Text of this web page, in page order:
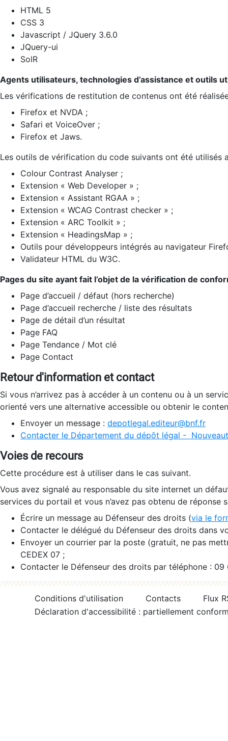
HTML 5
CSS 3
Javascript / JQuery 3.6.0
JQuery-ui
SolR
Agents utilisateurs, technologies d’assistance et outils
Les vérifications de restitution de contenus ont été
Firefox et NVDA ;
Safari et VoiceOver ;
Firefox et Jaws.
Les outils de vérification du code suivants ont été utilisés
Colour Contrast Analyser ;
Extension « Web Developer » ;
Extension « Assistant RGAA » ;
Extension « WCAG Contrast checker » ;
Extension « ARC Toolkit » ;
Extension « HeadingsMap » ;
Outils pour développeurs intégrés au navigateur
Validateur HTML du W3C.
Pages du site ayant fait l’objet de la vérification de
Page d’accueil / défaut (hors recherche)
Page d’accueil recherche / liste des résultats
Page de détail d’un résultat
Page FAQ
Page Tendance / Mot clé
Page Contact
Retour d'information et contact
Si vous n’arrivez pas à accéder à un contenu ou à un
orienté vers une alternative accessible ou obtenir le
Envoyer un message : depotlegal.editeur@bnf.fr
Contacter le Département du dépôt légal -
Voies de recours
Cette procédure est à utiliser dans le cas suivant.
Vous avez signalé au responsable du site internet un
services du portail et vous n’avez pas obtenu de réponse
Écrire un message au Défenseur des droits (via le
Contacter le délégué du Défenseur des droits dans
Envoyer un courrier par la poste (gratuit, ne pas
CEDEX 07 ;
Contacter le Défenseur des droits par téléphone :
Conditions d'utilisation Contacts
Flux
Déclaration d'accessibilité : partiellement